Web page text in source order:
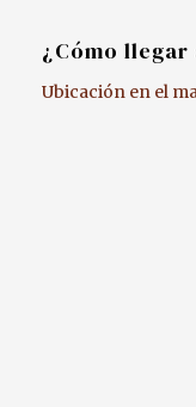
¿Cómo
Ubicación en el